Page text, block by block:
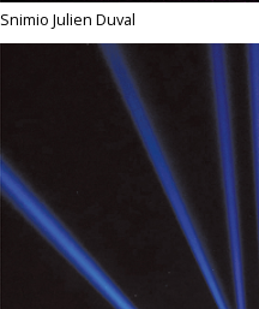
Snimio Julien Duval